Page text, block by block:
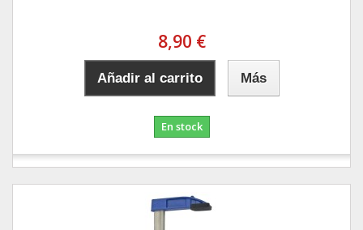
8,90 €
Añadir al carrito Más
En stock